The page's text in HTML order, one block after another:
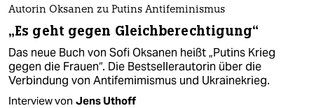
Autorin Oksanen zu Putins Antifeminismus
„Es geht gegen Gleichberechtigung“
Das neue Buch von Sofi Oksanen heißt „Putins Krieg
gegen die Frauen“. Die Bestsellerautorin über die
Verbindung von Antifemimismus und Ukrainekrieg.
Interview von Jens Uthoff